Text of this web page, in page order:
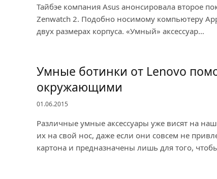
Тайбэе компания Asus анонсировала второе
Zenwatch 2. Подобно носимому компьютеру
двух размерах корпуса. «Умный» аксессуар…
Умные ботинки от Lenovo
окружающими
01.06.2015
Различные умные аксессуары уже висят на
их на свой нос, даже если они совсем не
картона и предназначены лишь для того,